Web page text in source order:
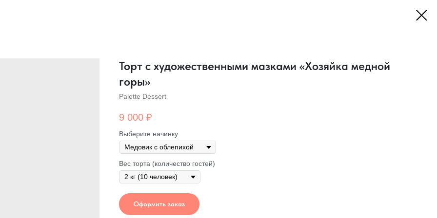
Торт с художественными мазками «Хозяйка медной
горы»
Palette Dessert
9 000 ₽
Выберите начинку
Вес торта (количество гостей)
Оформить заказ